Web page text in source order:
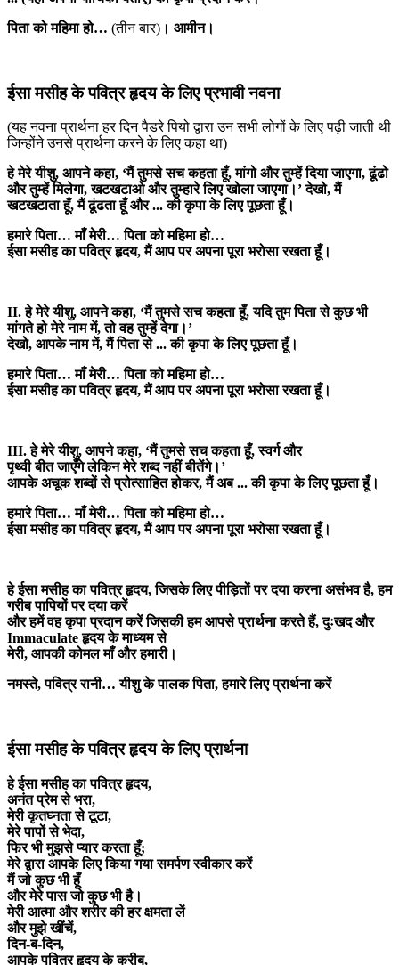
पिता को महिमा हो… (तीन बार)। आमीन।
ईसा मसीह के पवित्र हृदय के लिए प्रभावी नवना
(यह नवना प्रार्थना हर दिन पैडरे पियो द्वारा उन सभी लोगों के लिए पढ़ी जाती थी
जिन्होंने उनसे प्रार्थना करने के लिए कहा था)
हे मेरे यीशु, आपने कहा, ‘मैं तुमसे सच कहता हूँ, मांगो और तुम्हें दिया जाएगा, ढूंढो
और तुम्हें मिलेगा, खटखटाओ और तुम्हारे लिए खोला जाएगा।’ देखो, मैं
खटखटाता हूँ, मैं ढूंढता हूँ और ... की कृपा के लिए पूछता हूँ।
हमारे पिता… माँ मेरी… पिता को महिमा हो…
ईसा मसीह का पवित्र हृदय, मैं आप पर अपना पूरा भरोसा रखता हूँ।
II. हे मेरे यीशु, आपने कहा, ‘मैं तुमसे सच कहता हूँ, यदि तुम पिता से कुछ भी
मांगते हो मेरे नाम में, तो वह तुम्हें देगा।’
देखो, आपके नाम में, मैं पिता से ... की कृपा के लिए पूछता हूँ।
हमारे पिता… माँ मेरी… पिता को महिमा हो…
ईसा मसीह का पवित्र हृदय, मैं आप पर अपना पूरा भरोसा रखता हूँ।
III. हे मेरे यीशु, आपने कहा, ‘मैं तुमसे सच कहता हूँ, स्वर्ग और
पृथ्वी बीत जाएँगे लेकिन मेरे शब्द नहीं बीतेंगे।’
आपके अचूक शब्दों से प्रोत्साहित होकर, मैं अब ... की कृपा के लिए पूछता हूँ।
हमारे पिता… माँ मेरी… पिता को महिमा हो…
ईसा मसीह का पवित्र हृदय, मैं आप पर अपना पूरा भरोसा रखता हूँ।
हे ईसा मसीह का पवित्र हृदय, जिसके लिए पीड़ितों पर दया करना असंभव है, हम
गरीब पापियों पर दया करें
और हमें वह कृपा प्रदान करें जिसकी हम आपसे प्रार्थना करते हैं, दुःखद और
Immaculate हृदय के माध्यम से
मेरी, आपकी कोमल माँ और हमारी।
नमस्ते, पवित्र रानी… यीशु के पालक पिता, हमारे लिए प्रार्थना करें
ईसा मसीह के पवित्र हृदय के लिए प्रार्थना
हे ईसा मसीह का पवित्र हृदय,
अनंत प्रेम से भरा,
मेरी कृतघ्नता से टूटा,
मेरे पापों से भेदा,
फिर भी मुझसे प्यार करता हूँ;
मेरे द्वारा आपके लिए किया गया समर्पण स्वीकार करें
मैं जो कुछ भी हूँ
और मेरे पास जो कुछ भी है।
मेरी आत्मा और शरीर की हर क्षमता लें
और मुझे खींचें,
दिन-ब-दिन,
आपके पवित्र हृदय के करीब,